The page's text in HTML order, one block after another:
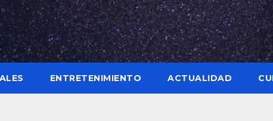
ENTRETENIMIENTO ACTUALIDAD